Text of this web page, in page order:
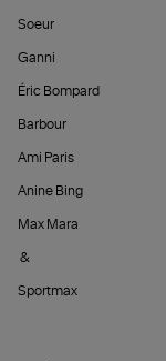
Soeur
Ganni
Éric Bompard
Barbour
Ami Paris
Anine Bing
Max Mara
&
Sportmax